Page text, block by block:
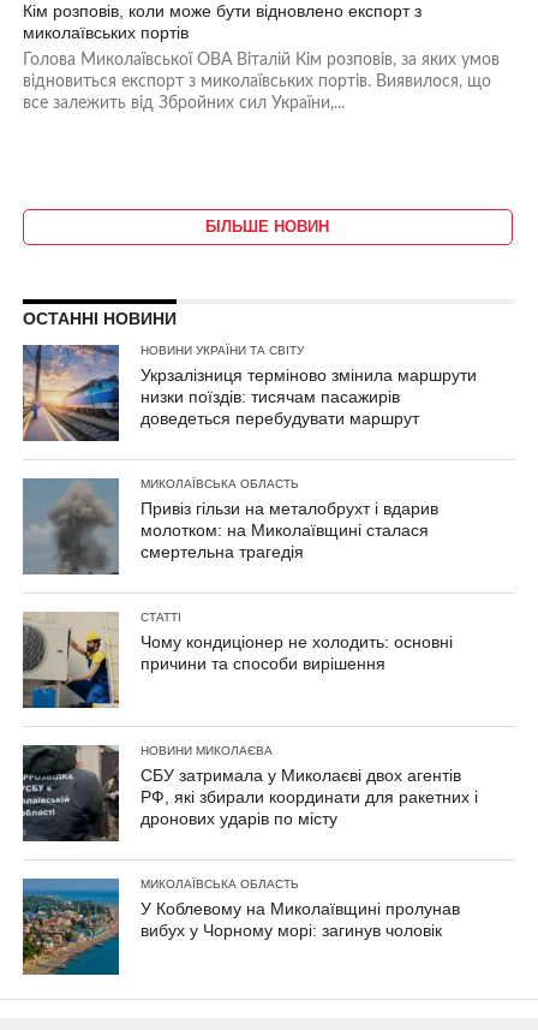
Кім розповів, коли може бути відновлено експорт з
миколаївських портів
Голова Миколаївської ОВА Віталій Кім розповів, за яких умов
відновиться експорт з миколаївських портів. Виявилося, що
все залежить від Збройних сил України,...
БІЛЬШЕ НОВИН
ОСТАННІ НОВИНИ
НОВИНИ УКРАЇНИ ТА СВІТУ
Укрзалізниця терміново змінила маршрути
низки поїздів: тисячам пасажирів
доведеться перебудувати маршрут
МИКОЛАЇВСЬКА ОБЛАСТЬ
Привіз гільзи на металобрухт і вдарив
молотком: на Миколаївщині сталася
смертельна трагедія
СТАТТІ
Чому кондиціонер не холодить: основні
причини та способи вирішення
НОВИНИ МИКОЛАЄВА
СБУ затримала у Миколаєві двох агентів
РФ, які збирали координати для ракетних і
дронових ударів по місту
МИКОЛАЇВСЬКА ОБЛАСТЬ
У Коблевому на Миколаївщині пролунав
вибух у Чорному морі: загинув чоловік